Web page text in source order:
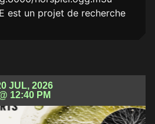
est un projet de recherche
JUL, 2026
12:40 PM